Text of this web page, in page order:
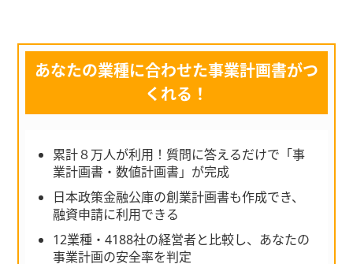
あなたの業種に合わせた事業計画書がつ
くれる！
累計８万人が利用！質問に答えるだけで「事
業計画書・数値計画書」が完成
日本政策金融公庫の創業計画書も作成でき、
融資申請に利用できる
12業種・4188社の経営者と比較し、あなたの
事業計画の安全率を判定